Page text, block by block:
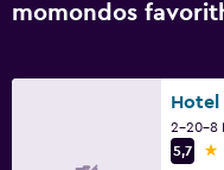
momondos
5,7
2